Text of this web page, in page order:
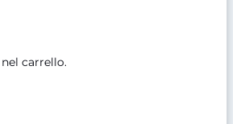
carrello.